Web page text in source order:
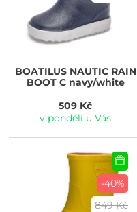
BOATILUSNAUTIC RAIN
BOOT C navy/white
509 Kč
v pondělí u Vás
-40%
849 Kč